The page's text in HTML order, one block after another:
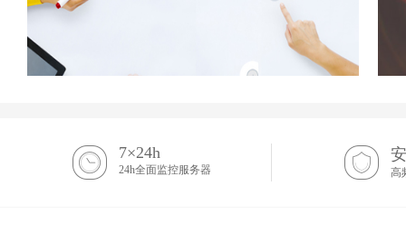
7×24h
24h全面监控服务器 高